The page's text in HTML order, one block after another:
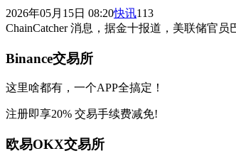
2026年05月15日 08:20快讯113
ChainCatcher 消息，据金十报道，美联储官
Binance交易所
这里啥都有，一个APP全搞定！
注册即享20% 交易手续费减免!
欧易OKX交易所